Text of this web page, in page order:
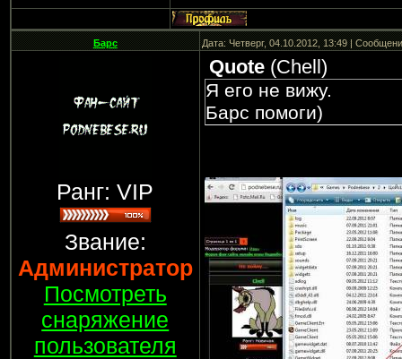
Барс Дата: Четверг, 04.10.2012, 13:49 |
Ранг: VIP
Звание:
Администратор
Посмотреть
снаряжение
пользователя
Quote(Chell)
Я его не вижу.
Барс помоги)